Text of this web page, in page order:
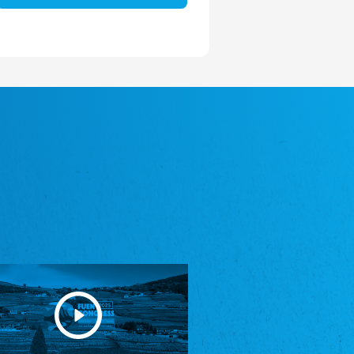
Domowina – Association of Lusatian Sorbs
Youth of European Nationalities (YEN)
Youth of European Nationalities (YEN)
Zentralrat der Jenischen in Deutschland
e.V.
Central Council of Yenish in Germany
Zentralrat Deutscher Sinti und Roma